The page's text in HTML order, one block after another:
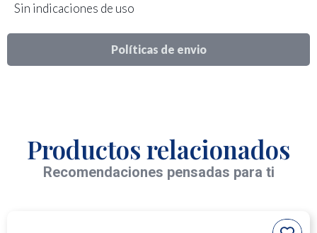
Políticas de envio
Sin indicaciones de uso
Productos relacionados
Recomendaciones pensadas para ti